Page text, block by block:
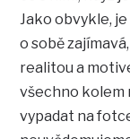
Jako obvykle,
o sobě
realitou a
všechno kolem
vypadat na